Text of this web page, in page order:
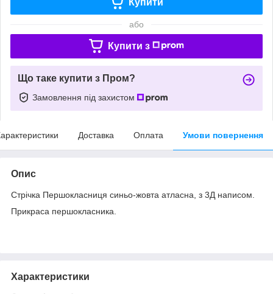
або
Купити з
Що таке купити з Пром?
Замовлення під захистом
Доставка Оплата Умови повернення
Опис
Стрічка Першокласниця синьо-жовта атласна, з 3Д написом.
Прикраса першокласника.
Характеристики